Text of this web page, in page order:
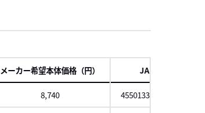
メーカー希望本体価格（円） JAN
8,740 4550133314841